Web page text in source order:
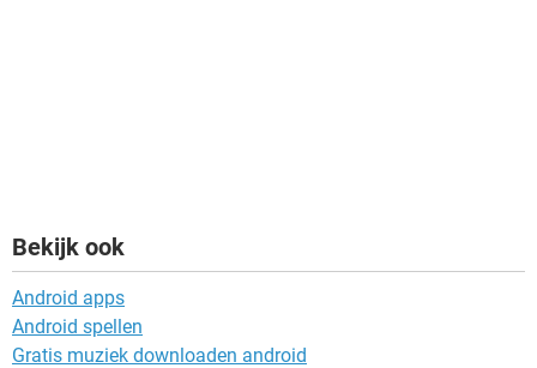
Bekijk ook
Android apps
Android spellen
Gratis muziek downloaden android